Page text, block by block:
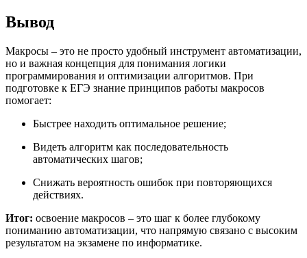
Вывод
Макросы – это не просто удобный инструмент автоматизации,
но и важная концепция для понимания логики
программирования и оптимизации алгоритмов. При
подготовке к ЕГЭ знание принципов работы макросов
помогает:
Быстрее находить оптимальное решение;
Видеть алгоритм как последовательность
автоматических шагов;
Снижать вероятность ошибок при повторяющихся
действиях.
Итог: освоение макросов – это шаг к более глубокому
пониманию автоматизации, что напрямую связано с высоким
результатом на экзамене по информатике.